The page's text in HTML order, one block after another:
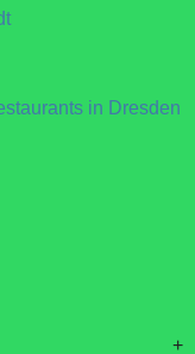
in Dresden
+